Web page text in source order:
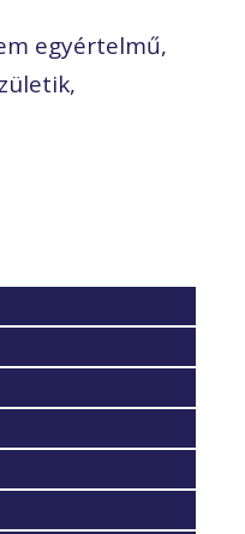
egyértelmű,